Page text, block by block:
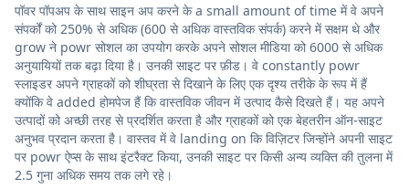
पॉवर पॉपअप के साथ साइन अप करने के a small amount of time में वे अपने
संपर्कों को 250% से अधिक (600 से अधिक वास्तविक संपर्क) करने में सक्षम थे और
grow ने powr सोशल का उपयोग करके अपने सोशल मीडिया को 6000 से अधिक
अनुयायियों तक बढ़ा दिया है। उनकी साइट पर फ़ीड। वे constantly powr
स्लाइडर अपने ग्राहकों को शीघ्रता से दिखाने के लिए एक दृश्य तरीके के रूप में हैं
क्योंकि वे added होमपेज हैं कि वास्तविक जीवन में उत्पाद कैसे दिखते हैं। यह अपने
उत्पादों को अच्छी तरह से प्रदर्शित करता है और ग्राहकों को एक बेहतरीन ऑन-साइट
अनुभव प्रदान करता है। वास्तव में वे landing on कि विज़िटर जिन्होंने अपनी साइट
पर powr ऐप्स के साथ इंटरैक्ट किया, उनकी साइट पर किसी अन्य व्यक्ति की तुलना में
2.5 गुना अधिक समय तक लगे रहे।